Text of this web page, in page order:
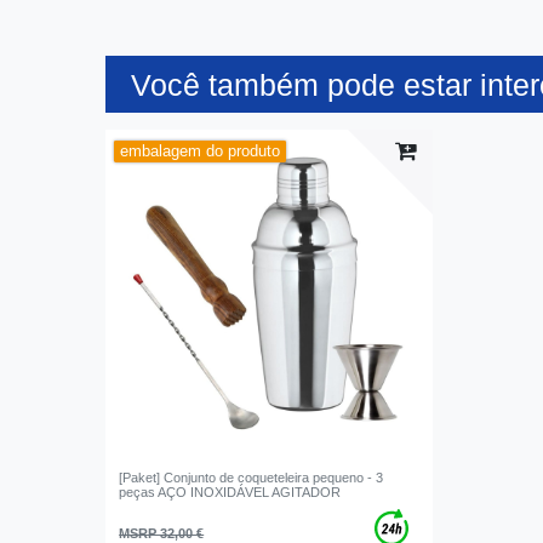
Você também pode estar
embalagem do produto
[Paket] Conjunto de coqueteleira pequeno - 3
peças AÇO INOXIDÁVEL AGITADOR
MSRP 32,00 €